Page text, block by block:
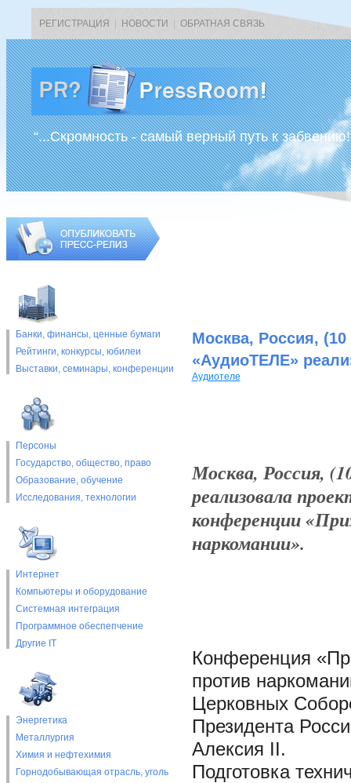
РЕГИСТРАЦИЯ НОВОСТИ ОБРАТНАЯ СВЯЗЬ
“...Скромность - самый верный путь к
Банки, финансы, ценные бумаги
Рейтинги, конкурсы, юбилеи
Выставки, cеминары, конференции
Персоны
Государство, общество, право
Образование, обучение
Исследования, технологии
Интернет
Компьютеры и оборудование
Системная интеграция
Программное обеспепчение
Другие IT
Энергетика
Металлургия
Химия и нефтехимия
Горнодобывающая отрасль, уголь
Москва, Россия,
«АудиоТЕЛЕ»
Аудиотеле
Москва, Россия,
реализовала
конференции
наркомании».
Конференция
против
Церковных
Президента
Алексия II.
Подготовка